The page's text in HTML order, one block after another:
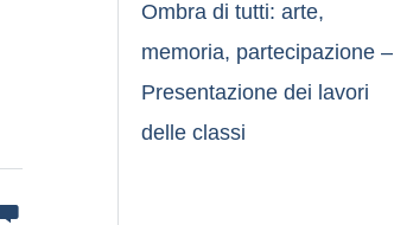
Ombra di tutti: arte,
memoria, partecipazione –
Presentazione dei lavori
delle classi